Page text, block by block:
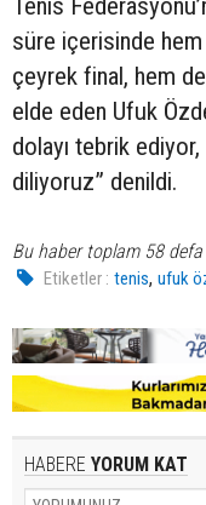
Tenis
süre içerisinde
çeyrek final, hem
elde eden Ufuk
dolayı tebrik ediyor,
diliyoruz” denildi.
Bu haber toplam 58
Etiketler : tenis,ufuk
HABERE YORUM KAT